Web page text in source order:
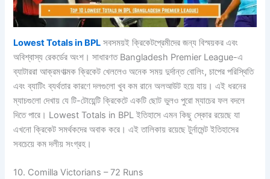
Lowest Totals in BPL সবসময়ই ক্রিকেটপ্রেমীদের জন্য বিস্ময়কর এবং
অবিশ্বাস্য রেকর্ডের অংশ। সাধারণত Bangladesh Premier League-এ
ব্যাটাররা আক্রমণাত্মক ক্রিকেট খেললেও অনেক সময় দুর্দান্ত বোলিং, চাপের পরিস্থিতি
এবং ব্যাটিং ব্যর্থতার কারণে দলগুলো খুব কম রানে অলআউট হয়ে যায়। এই ধরনের
ম্যাচগুলো দেখায় যে টি-টোয়েন্টি ক্রিকেটে একটি ছোট ভুলও পুরো ম্যাচের ফল বদলে
দিতে পারে। Lowest Totals in BPL ইতিহাসে এমন কিছু স্কোর রয়েছে যা
এখনো ক্রিকেট সমর্থকদের অবাক করে। এই তালিকায় রয়েছে টুর্নামেন্ট ইতিহাসের
সবচেয়ে কম দলীয় সংগ্রহ।
10. Comilla Victorians – 72 Runs